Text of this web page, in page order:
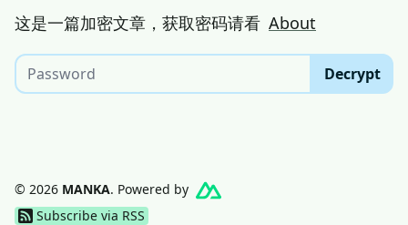
这是一篇加密文章，获取密码请看 About
© 2026 MANKA. Powered by
Subscribe via RSS